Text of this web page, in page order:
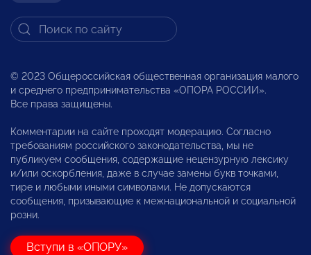
© 2023 Общероссийская общественная организация малого
и среднего предпринимательства «ОПОРА РОССИИ».
Все права защищены.
Комментарии на сайте проходят модерацию. Согласно
требованиям российского законодательства, мы не
публикуем сообщения, содержащие нецензурную лексику
и/или оскорбления, даже в случае замены букв точками,
тире и любыми иными символами. Не допускаются
сообщения, призывающие к межнациональной и социальной
розни.
Вступи в «ОПОРУ»